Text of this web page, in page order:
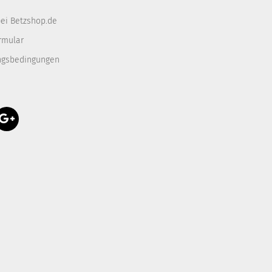
Betzshop.de